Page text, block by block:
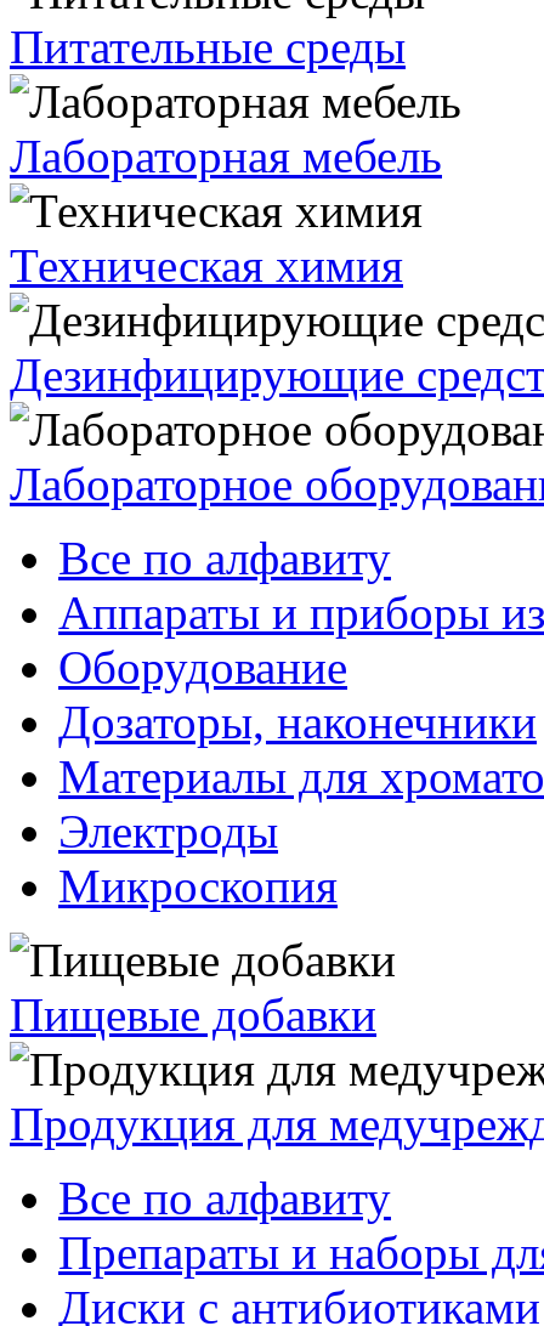
Питательные среды
Лабораторная мебель
Техническая химия
Дезинфицирующие
Лабораторное
Все по алфавиту
Аппараты и приборы из
Оборудование
Дозаторы, наконечники
Материалы для
Электроды
Микроскопия
Пищевые добавки
Продукция для
Все по алфавиту
Препараты и наборы
Диски с антибиотиками